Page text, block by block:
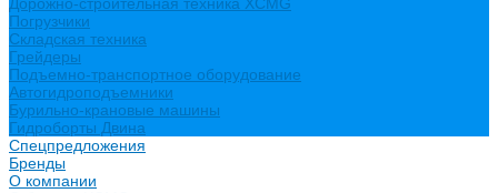
Погрузчики
Складская техника
Грейдеры
Подъемно-транспортное оборудование
Автогидроподъемники
Бурильно-крановые машины
Гидроборты Двина
Спецпредложения
Бренды
О компании